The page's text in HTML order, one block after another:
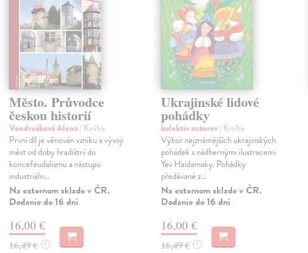
Město. Průvodce
českou historií
Vondrušková Alena| Kniha
První díl je věnován vzniku a vývoji
měst od doby hradištní do
koncefeudalismu a nástupu
industriáln...
Na externom sklade v ČR.
Dodanie do 16 dní
16,00 €
16,49 € ?
Ukrajinské lidové
pohádky
kolektív autorov| Kniha
Výbor nejznámějších ukrajinských
pohádek s nádhernými ilustracemi
Yev Haidamaky. Pohádky
předávané z...
Na externom sklade v ČR.
Dodanie do 16 dní
16,00 €
16,49 € ?